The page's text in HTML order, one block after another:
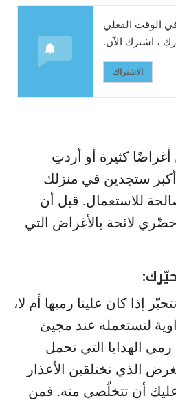
الوقت الفعلي
، اشترك الآن.
الاشتراك
كثيرة أو أردتِ
ستجدين في منزلك
للاستعمال. قبل أن
لائحة بالأغراض التي
إذا كان علينا رميها أم لا،
لنستعمله عند مجيئ
الهدايا التي تحمل
الذي تختلقين الأعذار
عليك أن تتخلّصي منه. فمن